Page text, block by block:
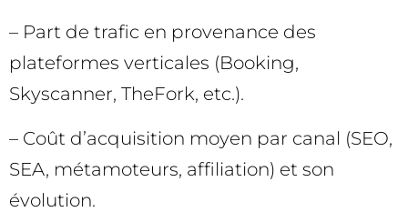
– Part de trafic en provenance des
plateformes verticales (Booking,
Skyscanner, TheFork, etc.).
– Coût d’acquisition moyen par canal (SEO,
SEA, métamoteurs, affiliation) et son
évolution.